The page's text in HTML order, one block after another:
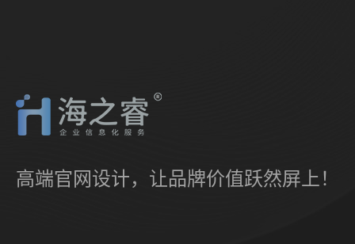
高端官网设计，让品牌价值跃然屏上！